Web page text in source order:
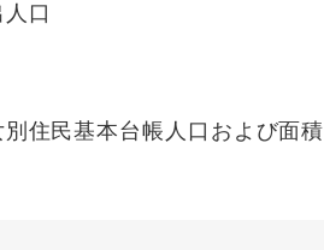
口
住民基本台帳人口および面積